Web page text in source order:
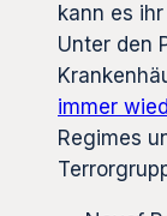
kann es
Unter den
immer
Regimes